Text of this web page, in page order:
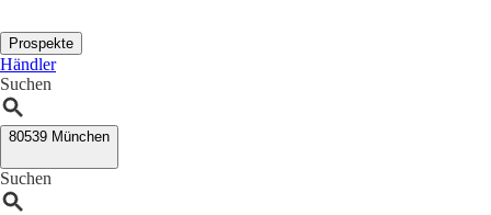
Prospekte
Händler
Suchen
80539 München
Suchen